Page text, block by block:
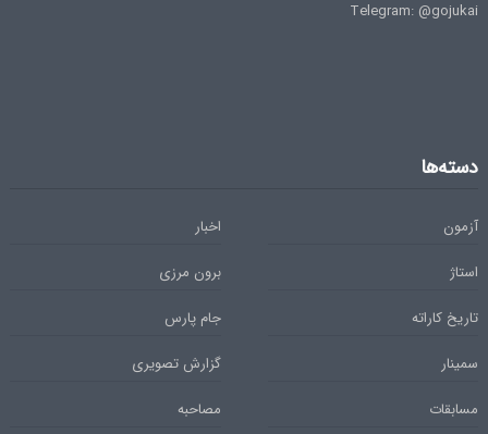
Telegram: @gojukai
دسته‌ها
آزمون
اخبار
استاژ
برون مرزی
تاریخ کاراته
جام پارس
سمینار
گزارش تصویری
مسابقات
مصاحبه